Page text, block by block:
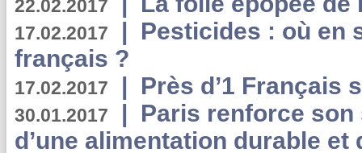
22.02.2017
17.02.2017 | Pesticides : où en
français ?
17.02.2017 | Près d’1 Français
30.01.2017 | Paris renforce
d’une alimentation durable et